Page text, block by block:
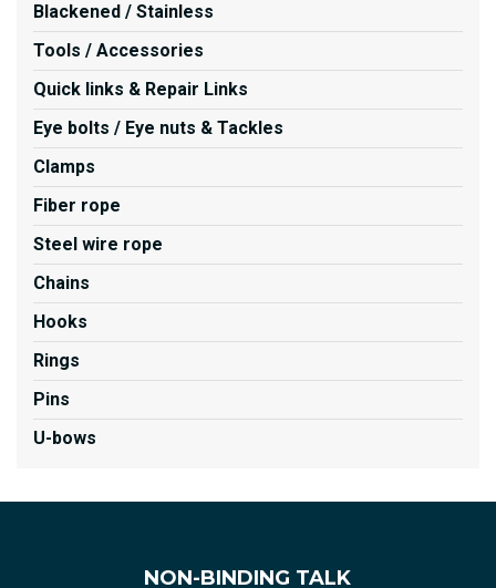
Blackened / Stainless
Tools / Accessories
Quick links & Repair Links
Eye bolts / Eye nuts & Tackles
Clamps
Fiber rope
Steel wire rope
Chains
Hooks
Rings
Pins
U-bows
NON-BINDING TALK